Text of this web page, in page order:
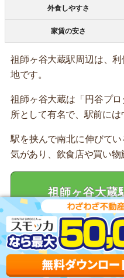
外食しやすさ
家賃の安さ
祖師ヶ谷大蔵駅周辺は、
地です。
祖師ヶ谷大蔵は「円谷プ
所として有名で、駅前には
駅を挟んで南北に伸びて
気があり、飲食店や買い物
祖師ヶ谷大蔵
関連記事